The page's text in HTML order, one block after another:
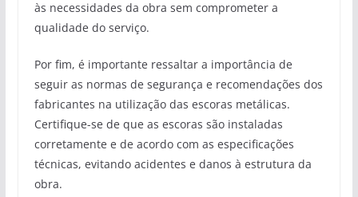
às necessidades da obra sem comprometer a
qualidade do serviço.
Por fim, é importante ressaltar a importância de
seguir as normas de segurança e recomendações dos
fabricantes na utilização das escoras metálicas.
Certifique-se de que as escoras são instaladas
corretamente e de acordo com as especificações
técnicas, evitando acidentes e danos à estrutura da
obra.